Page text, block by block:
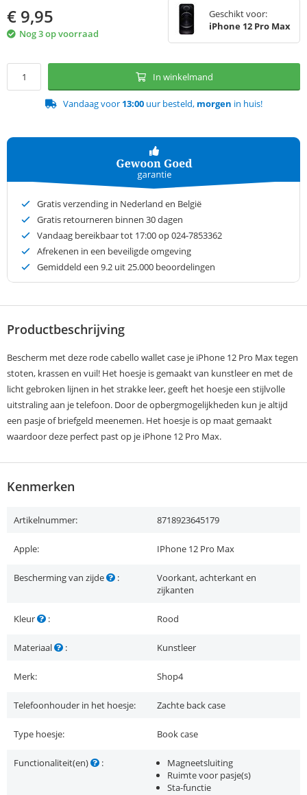
€ 9,95
Nog 3 op voorraad
Geschikt voor:
iPhone 12 Pro Max
In winkelmand
Vandaag voor 13:00uur besteld, morgen in huis!
Gratis verzending in Nederland en België
Gratis retourneren binnen 30 dagen
Vandaag bereikbaar tot 17:00 op 024-7853362
Afrekenen in een beveiligde omgeving
Gemiddeld een 9.2 uit 25.000 beoordelingen
Productbeschrijving
Bescherm met deze rode cabello wallet case je iPhone 12 Pro Max tegen
stoten, krassen en vuil! Het hoesje is gemaakt van kunstleer en met de
licht gebroken lijnen in het strakke leer, geeft het hoesje een stijlvolle
uitstraling aan je telefoon. Door de opbergmogelijkheden kun je altijd
een pasje of briefgeld meenemen. Het hoesje is op maat gemaakt
waardoor deze perfect past op je iPhone 12 Pro Max.
Kenmerken
Artikelnummer: 8718923645179
Apple: IPhone 12 Pro Max
Bescherming van zijde :
Voorkant, achterkant en
zijkanten
Kleur : Rood
Materiaal : Kunstleer
Merk: Shop4
Telefoonhouder in het hoesje: Zachte back case
Type hoesje: Book case
Functionaliteit(en) :
Magneetsluiting
Ruimte voor pasje(s)
Sta-functie